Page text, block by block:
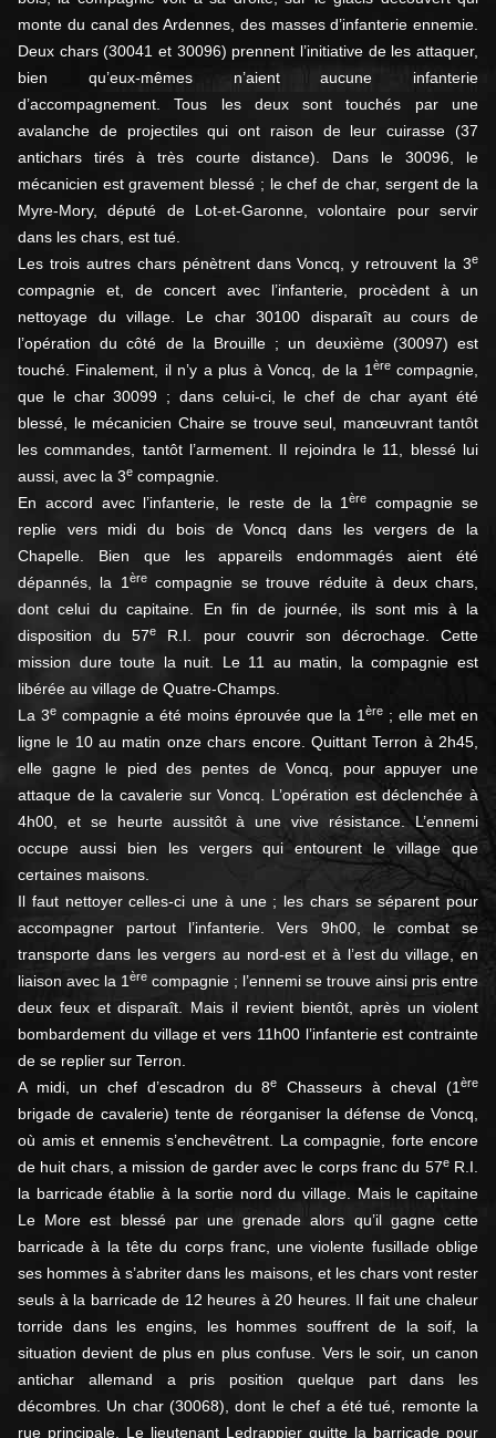
monte du canal des Ardennes, des masses d’infanterie ennemie.
Deux chars (30041 et 30096) prennent l’initiative de les attaquer,
bien qu’eux-mêmes n’aient aucune infanterie
d’accompagnement. Tous les deux sont touchés par une
avalanche de projectiles qui ont raison de leur cuirasse (37
antichars tirés à très courte distance). Dans le 30096, le
mécanicien est gravement blessé ; le chef de char, sergent de la
Myre-Mory, député de Lot-et-Garonne, volontaire pour servir
dans les chars, est tué.
Les trois autres chars pénètrent dans Voncq, y retrouvent la 3e
compagnie et, de concert avec l’infanterie, procèdent à un
nettoyage du village. Le char 30100 disparaît au cours de
l’opération du côté de la Brouille ; un deuxième (30097) est
touché. Finalement, il n’y a plus à Voncq, de la 1 èrecompagnie,
que le char 30099 ; dans celui-ci, le chef de char ayant été
blessé, le mécanicien Chaire se trouve seul, manœuvrant tantôt
les commandes, tantôt l’armement. Il rejoindra le 11, blessé lui
aussi, avec la 3e compagnie.
En accord avec l’infanterie, le reste de la 1ère
compagnie se
replie vers midi du bois de Voncq dans les vergers de la
Chapelle. Bien que les appareils endommagés aient été
dépannés, la 1 èrecompagnie se trouve réduite à deux chars,
dont celui du capitaine. En fin de journée, ils sont mis à la
disposition du 57e
R.I. pour couvrir son décrochage. Cette
mission dure toute la nuit. Le 11 au matin, la compagnie est
libérée au village de Quatre-Champs.
La 3e compagnie a été moins éprouvée que la 1 ère ; elle met en
ligne le 10 au matin onze chars encore. Quittant Terron à 2h45,
elle gagne le pied des pentes de Voncq, pour appuyer une
attaque de la cavalerie sur Voncq. L’opération est déclenchée à
4h00, et se heurte aussitôt à une vive résistance. L’ennemi
occupe aussi bien les vergers qui entourent le village que
certaines maisons.
Il faut nettoyer celles-ci une à une ; les chars se séparent pour
accompagner partout l’infanterie. Vers 9h00, le combat se
transporte dans les vergers au nord-est et à l’est du village, en
liaison avec la 1 ère compagnie ; l’ennemi se trouve ainsi pris entre
deux feux et disparaît. Mais il revient bientôt, après un violent
bombardement du village et vers 11h00 l’infanterie est contrainte
de se replier sur Terron.
A midi, un chef d’escadron du 8e Chasseurs à cheval (1ère
brigade de cavalerie) tente de réorganiser la défense de Voncq,
où amis et ennemis s’enchevêtrent. La compagnie, forte encore
de huit chars, a mission de garder avec le corps franc du 57eR.I.
la barricade établie à la sortie nord du village. Mais le capitaine
Le More est blessé par une grenade alors qu’il gagne cette
barricade à la tête du corps franc, une violente fusillade oblige
ses hommes à s’abriter dans les maisons, et les chars vont rester
seuls à la barricade de 12 heures à 20 heures. Il fait une chaleur
torride dans les engins, les hommes souffrent de la soif, la
situation devient de plus en plus confuse. Vers le soir, un canon
antichar allemand a pris position quelque part dans les
décombres. Un char (30068), dont le chef a été tué, remonte la
rue principale. Le lieutenant Ledrappier quitte la barricade pour